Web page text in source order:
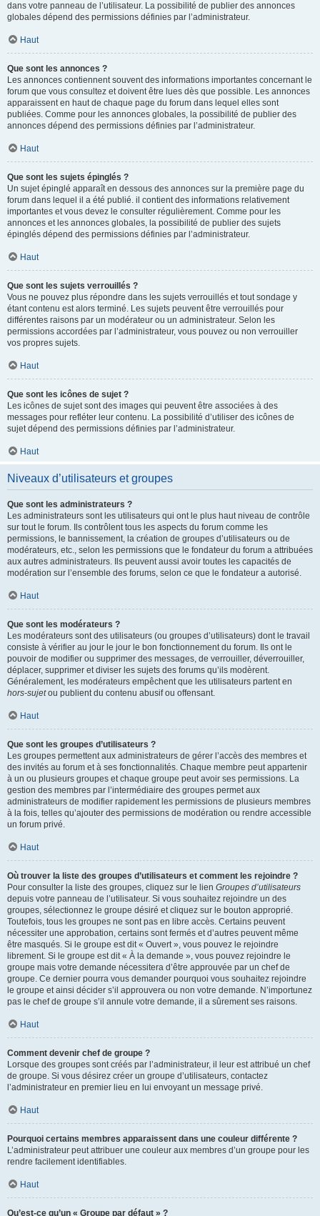
dans votre panneau de l’utilisateur. La possibilité de publier des annonces
globales dépend des permissions définies par l’administrateur.
Haut
Que sont les annonces ?
Les annonces contiennent souvent des informations importantes concernant le
forum que vous consultez et doivent être lues dès que possible. Les annonces
apparaissent en haut de chaque page du forum dans lequel elles sont
publiées. Comme pour les annonces globales, la possibilité de publier des
annonces dépend des permissions définies par l’administrateur.
Haut
Que sont les sujets épinglés ?
Un sujet épinglé apparaît en dessous des annonces sur la première page du
forum dans lequel il a été publié. il contient des informations relativement
importantes et vous devez le consulter régulièrement. Comme pour les
annonces et les annonces globales, la possibilité de publier des sujets
épinglés dépend des permissions définies par l’administrateur.
Haut
Que sont les sujets verrouillés ?
Vous ne pouvez plus répondre dans les sujets verrouillés et tout sondage y
étant contenu est alors terminé. Les sujets peuvent être verrouillés pour
différentes raisons par un modérateur ou un administrateur. Selon les
permissions accordées par l’administrateur, vous pouvez ou non verrouiller
vos propres sujets.
Haut
Que sont les icônes de sujet ?
Les icônes de sujet sont des images qui peuvent être associées à des
messages pour refléter leur contenu. La possibilité d’utiliser des icônes de
sujet dépend des permissions définies par l’administrateur.
Haut
Niveaux d’utilisateurs et groupes
Que sont les administrateurs ?
Les administrateurs sont les utilisateurs qui ont le plus haut niveau de contrôle
sur tout le forum. Ils contrôlent tous les aspects du forum comme les
permissions, le bannissement, la création de groupes d’utilisateurs ou de
modérateurs, etc., selon les permissions que le fondateur du forum a attribuées
aux autres administrateurs. Ils peuvent aussi avoir toutes les capacités de
modération sur l’ensemble des forums, selon ce que le fondateur a autorisé.
Haut
Que sont les modérateurs ?
Les modérateurs sont des utilisateurs (ou groupes d’utilisateurs) dont le travail
consiste à vérifier au jour le jour le bon fonctionnement du forum. Ils ont le
pouvoir de modifier ou supprimer des messages, de verrouiller, déverrouiller,
déplacer, supprimer et diviser les sujets des forums qu’ils modèrent.
Généralement, les modérateurs empêchent que les utilisateurs partent en
hors-sujetou publient du contenu abusif ou offensant.
Haut
Que sont les groupes d’utilisateurs ?
Les groupes permettent aux administrateurs de gérer l’accès des membres et
des invités au forum et à ses fonctionnalités. Chaque membre peut appartenir
à un ou plusieurs groupes et chaque groupe peut avoir ses permissions. La
gestion des membres par l’intermédiaire des groupes permet aux
administrateurs de modifier rapidement les permissions de plusieurs membres
à la fois, telles qu’ajouter des permissions de modération ou rendre accessible
un forum privé.
Haut
Où trouver la liste des groupes d’utilisateurs et comment les rejoindre ?
Pour consulter la liste des groupes, cliquez sur le lien Groupes d’utilisateurs
depuis votre panneau de l’utilisateur. Si vous souhaitez rejoindre un des
groupes, sélectionnez le groupe désiré et cliquez sur le bouton approprié.
Toutefois, tous les groupes ne sont pas en libre accès. Certains peuvent
nécessiter une approbation, certains sont fermés et d’autres peuvent même
être masqués. Si le groupe est dit « Ouvert », vous pouvez le rejoindre
librement. Si le groupe est dit « À la demande », vous pouvez rejoindre le
groupe mais votre demande nécessitera d’être approuvée par un chef de
groupe. Ce dernier pourra vous demander pourquoi vous souhaitez rejoindre
le groupe et ainsi décider s’il approuvera ou non votre demande. N’importunez
pas le chef de groupe s’il annule votre demande, il a sûrement ses raisons.
Haut
Comment devenir chef de groupe ?
Lorsque des groupes sont créés par l’administrateur, il leur est attribué un chef
de groupe. Si vous désirez créer un groupe d’utilisateurs, contactez
l’administrateur en premier lieu en lui envoyant un message privé.
Haut
Pourquoi certains membres apparaissent dans une couleur différente ?
L’administrateur peut attribuer une couleur aux membres d’un groupe pour les
rendre facilement identifiables.
Haut
Qu’est-ce qu’un « Groupe par défaut » ?